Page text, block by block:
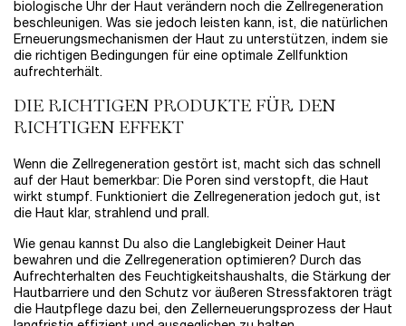
biologische Uhr der Haut verändern noch die Zellregeneration
beschleunigen. Was sie jedoch leisten kann, ist, die natürlichen
Erneuerungsmechanismen der Haut zu unterstützen, indem sie
die richtigen Bedingungen für eine optimale Zellfunktion
aufrechterhält.
DIE RICHTIGEN PRODUKTE FÜR DEN
RICHTIGEN EFFEKT
Wenn die Zellregeneration gestört ist, macht sich das schnell
auf der Haut bemerkbar: Die Poren sind verstopft, die Haut
wirkt stumpf. Funktioniert die Zellregeneration jedoch gut, ist
die Haut klar, strahlend und prall.
Wie genau kannst Du also die Langlebigkeit Deiner Haut
bewahren und die Zellregeneration optimieren? Durch das
Aufrechterhalten des Feuchtigkeitshaushalts, die Stärkung der
Hautbarriere und den Schutz vor äußeren Stressfaktoren trägt
die Hautpflege dazu bei, den Zellerneuerungsprozess der Haut